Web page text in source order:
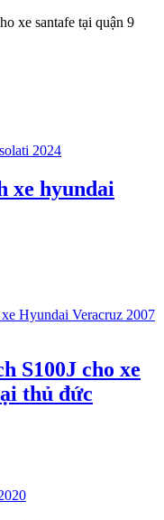
xe hyundai
S100J cho xe
thủ đức